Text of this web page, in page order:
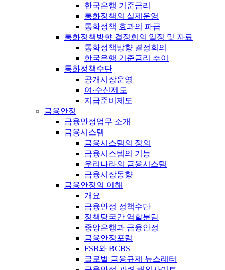
한국은행 기준금리
통화정책의 실제운영
통화정책 효과의 파급
통화정책방향 결정회의 일정 및 자료
통화정책방향 결정회의
한국은행 기준금리 추이
통화정책수단
공개시장운영
여·수신제도
지급준비제도
금융안정
금융안정업무 소개
금융시스템
금융시스템의 정의
금융시스템의 기능
우리나라의 금융시스템
금융시장동향
금융안정의 이해
개요
금융안정 정책수단
정책당국간 역할분담
중앙은행과 금융안정
금융안정포럼
FSB와 BCBS
글로벌 금융규제 뉴스레터